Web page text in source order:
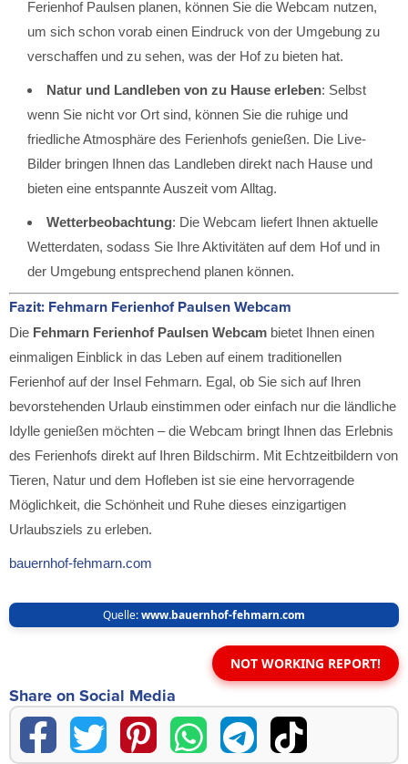
Ferienhof Paulsen planen, können Sie die Webcam nutzen,
um sich schon vorab einen Eindruck von der Umgebung zu
verschaffen und zu sehen, was der Hof zu bieten hat.
Natur und Landleben von zu Hause erleben: Selbst
wenn Sie nicht vor Ort sind, können Sie die ruhige und
friedliche Atmosphäre des Ferienhofs genießen. Die Live-
Bilder bringen Ihnen das Landleben direkt nach Hause und
bieten eine entspannte Auszeit vom Alltag.
Wetterbeobachtung: Die Webcam liefert Ihnen aktuelle
Wetterdaten, sodass Sie Ihre Aktivitäten auf dem Hof und in
der Umgebung entsprechend planen können.
Fazit: Fehmarn Ferienhof Paulsen Webcam
Die Fehmarn Ferienhof Paulsen Webcam bietet Ihnen einen
einmaligen Einblick in das Leben auf einem traditionellen
Ferienhof auf der Insel Fehmarn. Egal, ob Sie sich auf Ihren
bevorstehenden Urlaub einstimmen oder einfach nur die ländliche
Idylle genießen möchten – die Webcam bringt Ihnen das Erlebnis
des Ferienhofs direkt auf Ihren Bildschirm. Mit Echtzeitbildern von
Tieren, Natur und dem Hofleben ist sie eine hervorragende
Möglichkeit, die Schönheit und Ruhe dieses einzigartigen
Urlaubsziels zu erleben.
bauernhof-fehmarn.com
Quelle:www.bauernhof-fehmarn.com
NOT WORKING REPORT!
Share on Social Media